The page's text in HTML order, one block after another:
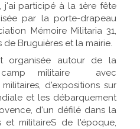
j'ai participé à la 1ère fête
par la porte-drapeau
Mémoire Militaria 31,
Bruguières et la mairie.
organisée autour de la
camp militaire avec
d'expositions sur
et les débarquement
d'un défilé dans la
militaireS de l'époque,